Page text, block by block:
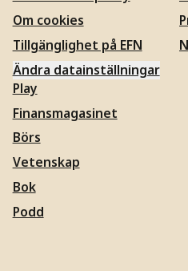
Om cookies
Tillgänglighet på EFN
Ändra datainställningar
Play
Finansmagasinet
Börs
Vetenskap
Bok
Podd